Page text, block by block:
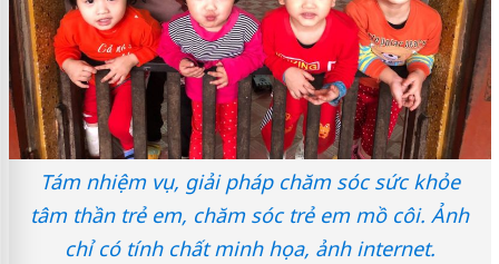
Tám nhiệm vụ, giải pháp chăm sóc sức khỏe
tâm thần trẻ em, chăm sóc trẻ em mồ côi. Ảnh
chỉ có tính chất minh họa, ảnh internet.